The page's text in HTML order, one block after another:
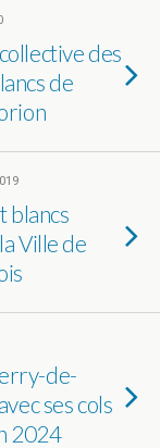
des
de
blancs
Ville de
de-
ses cols
2024